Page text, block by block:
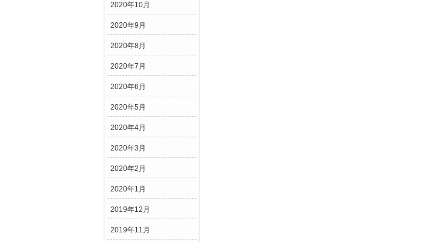
2020年10月
2020年9月
2020年8月
2020年7月
2020年6月
2020年5月
2020年4月
2020年3月
2020年2月
2020年1月
2019年12月
2019年11月